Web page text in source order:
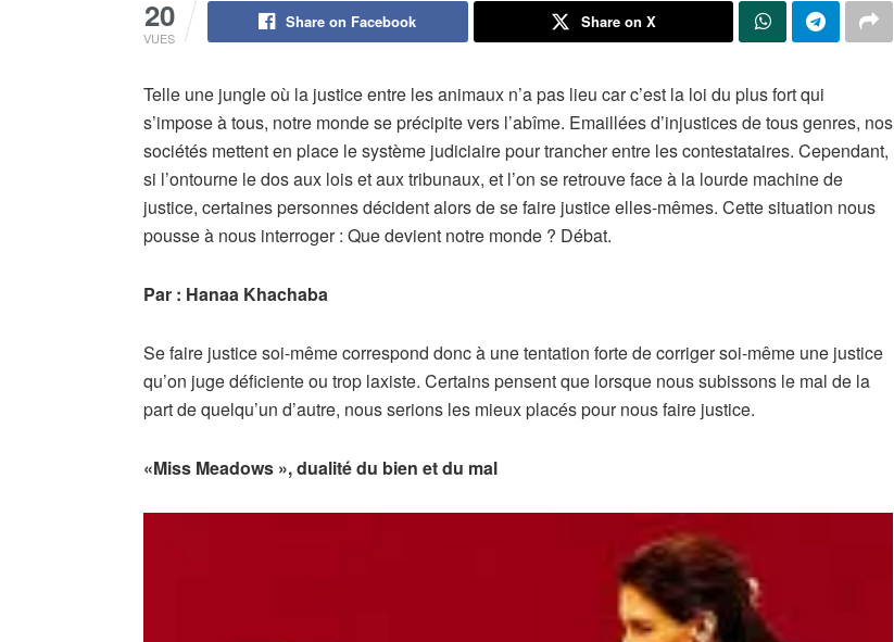
20
VUES
Share on Facebook Share on X
Telle une jungle où la justice entre les animaux n’a pas lieu car c’est la loi du plus fort qui
s’impose à tous, notre monde se précipite vers l’abîme. Emaillées d’injustices de tous genres, nos
sociétés mettent en place le système judiciaire pour trancher entre les contestataires. Cependant,
si l’ontourne le dos aux lois et aux tribunaux, et l’on se retrouve face à la lourde machine de
justice, certaines personnes décident alors de se faire justice elles-mêmes. Cette situation nous
pousse à nous interroger : Que devient notre monde ? Débat.
Par : Hanaa Khachaba
Se faire justice soi-même correspond donc à une tentation forte de corriger soi-même une justice
qu’on juge déficiente ou trop laxiste. Certains pensent que lorsque nous subissons le mal de la
part de quelqu’un d’autre, nous serions les mieux placés pour nous faire justice.
«Miss Meadows », dualité du bien et du mal